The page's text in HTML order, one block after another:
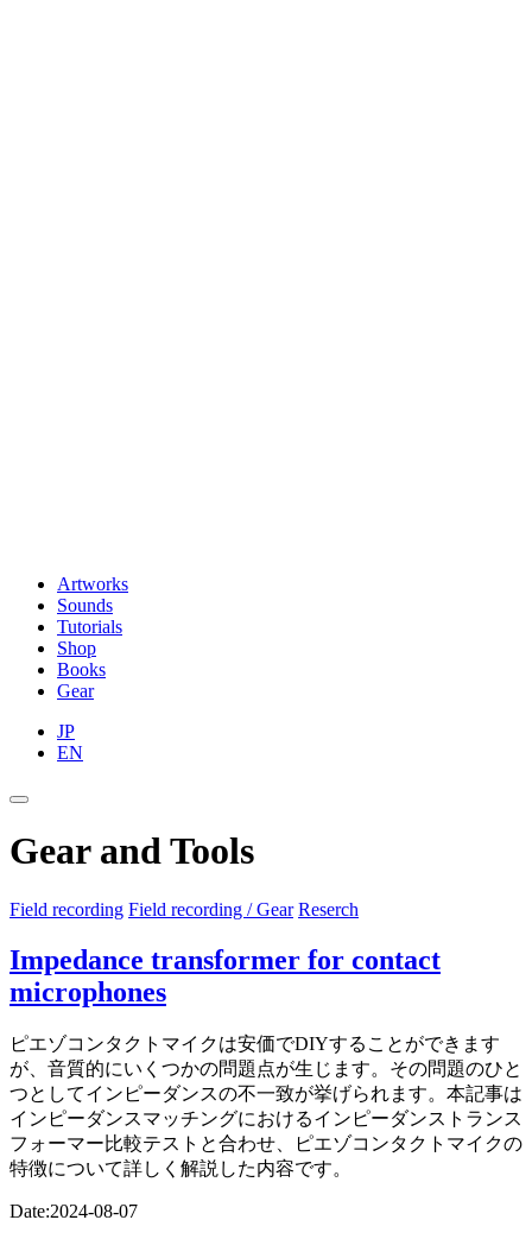
Artworks
Sounds
Tutorials
Shop
Books
Gear
JP
EN
Gear and Tools
Field recording Field recording / Gear Reserch
Impedance transformer for contact
microphones
ピエゾコンタクトマイクは安価でDIYすることができます
が、音質的にいくつかの問題点が生じます。その問題のひと
つとしてインピーダンスの不一致が挙げられます。本記事は
インピーダンスマッチングにおけるインピーダンストランス
フォーマー比較テストと合わせ、ピエゾコンタクトマイクの
特徴について詳しく解説した内容です。
Date:2024-08-07